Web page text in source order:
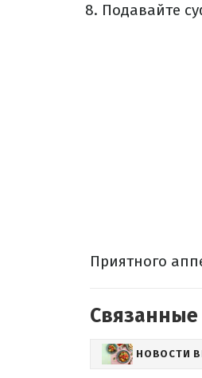
Подавайте
Приятного
НОВОСТИ